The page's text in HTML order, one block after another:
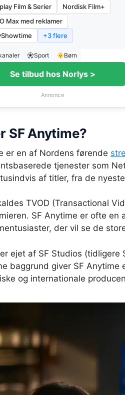
Film & Serier
Nordisk Film+
Max med reklamer
+3 flere
Sport Børn
Se tilbud hos Norlys >
Annonce
SF Anytime?
er en af Nordens førende
tjenester som
af titler, fra de
TVOD (Transactional
SF Anytime er ofte
der vil se de
ejet af SF Studios
baggrund giver SF
og internationale